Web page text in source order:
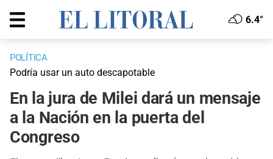
6.4°
POLÍTICA
Podría usar un auto descapotable
En la jura de Milei dará un mensaje
a la Nación en la puerta del
Congreso